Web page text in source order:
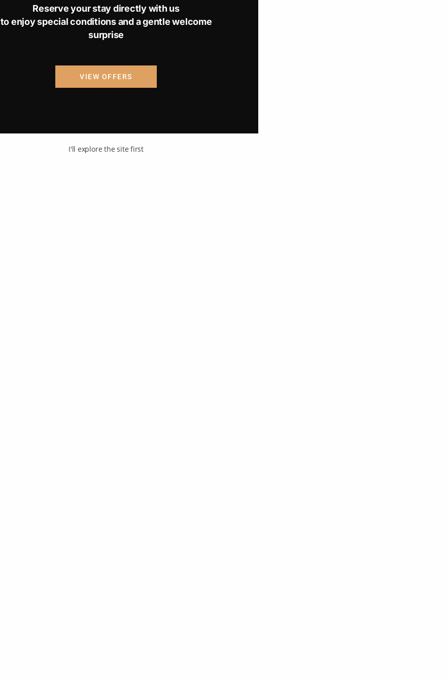
Reserve your stay directly with us
to enjoy special conditions and a gentle welcome
surprise
VIEW OFFERS
I'll explore the site first